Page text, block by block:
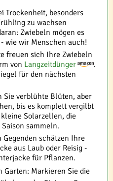
Trockenheit, besonders
zu wachsen
Zwiebeln mögen es
wie wir Menschen auch!
freuen sich Ihre Zwiebeln
von Langzeitdünger
.
für den nächsten
Sie verblühte Blüten, aber
bis es komplett vergilbt
Solarzellen, die
sammeln.
Gegenden schätzen Ihre
aus Laub oder Reisig -
für Pflanzen.
Garten: Markieren Sie die